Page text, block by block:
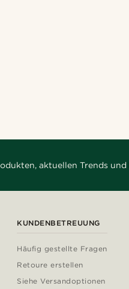
aktuellen Trends
KUNDENBETREUUNG
Häufig gestellte Fragen
Retoure erstellen
Siehe Versandoptionen